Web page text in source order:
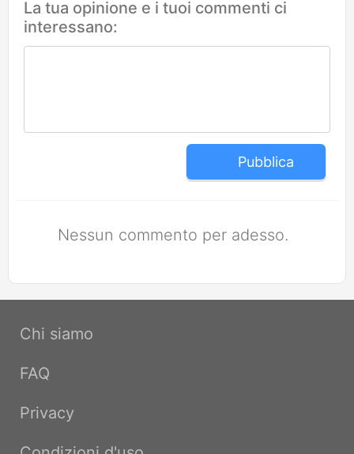
La tua opinione e i tuoi commenti ci
interessano:
Pubblica
Nessun commento per adesso.
Chi siamo
FAQ
Privacy